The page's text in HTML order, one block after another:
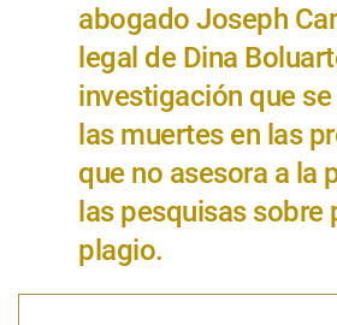
abogado Joseph
legal de Dina
investigación que
las muertes en las
que no asesora a la
las pesquisas sobre
plagio.